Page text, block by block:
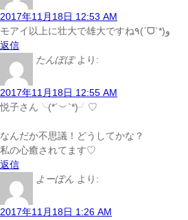
2017年11月18日 12:53 AM
モアイ以上に壮大で雄大ですね٩(ˊᗜˋ*)و
返信
たんぽぽ より:
2017年11月18日 12:55 AM
悦子さん╰(*´︶`*)╯♡
なんだか不思議！どうしてかな？
私の心癒されてます♡
返信
よーぽん より:
2017年11月18日 1:26 AM